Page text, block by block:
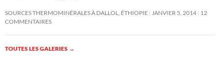
SOURCES THERMOMINÉRALES À DALLOL, ÉTHIOPIE JANVIER 5, 2014 12
COMMENTAIRES
TOUTES LES GALERIES →